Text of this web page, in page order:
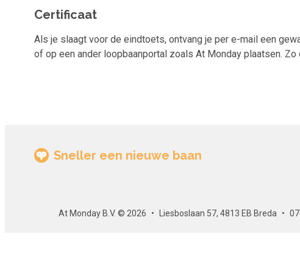
Certificaat
Als je slaagt voor de eindtoets, ontvang je per e-mail een
of op een ander loopbaanportal zoals At Monday plaatsen.
Sneller een nieuwe baan
At Monday B.V. © 2026 Liesboslaan 57, 4813 EB Breda